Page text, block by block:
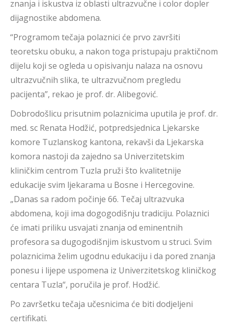
znanja i iskustva iz oblasti ultrazvučne i color dopler
dijagnostike abdomena.
“Programom tečaja polaznici će prvo završiti
teoretsku obuku, a nakon toga pristupaju praktičnom
dijelu koji se ogleda u opisivanju nalaza na osnovu
ultrazvučnih slika, te ultrazvučnom pregledu
pacijenta”, rekao je prof. dr. Alibegović.
Dobrodošlicu prisutnim polaznicima uputila je prof. dr.
med. sc Renata Hodžić, potpredsjednica Ljekarske
komore Tuzlanskog kantona, rekavši da Ljekarska
komora nastoji da zajedno sa Univerzitetskim
kliničkim centrom Tuzla pruži što kvalitetnije
edukacije svim ljekarama u Bosne i Hercegovine.
„Danas sa radom počinje 66. Tečaj ultrazvuka
abdomena, koji ima dogogodišnju tradiciju. Polaznici
će imati priliku usvajati znanja od eminentnih
profesora sa dugogodišnjim iskustvom u struci. Svim
polaznicima želim ugodnu edukaciju i da pored znanja
ponesu i lijepe uspomena iz Univerzitetskog kliničkog
centara Tuzla“, poručila je prof. Hodžić.
Po završetku tečaja učesnicima će biti dodjeljeni
certifikati.